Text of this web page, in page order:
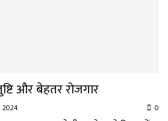
और बेहतर रोजगार
0